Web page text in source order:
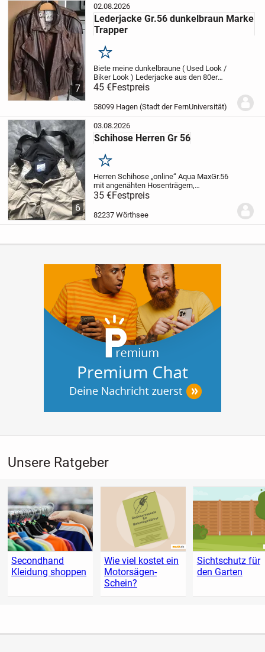
7
02.08.2026
Lederjacke Gr.56 dunkelbraun Marke
Trapper
Merken
Biete meine dunkelbraune ( Used Look /
Biker Look ) Lederjacke aus den 80er
Jahren an.Passe ich leider seit Jahren
nicht mehr rein, jetzt gebe ich auf.
Trapper Größe: 56Innenfutter:...
45 €Festpreis
58099 Hagen (Stadt der FernUniversität)
6
03.08.2026
Schihose Herren Gr 56
Merken
Herren Schihose „online“ Aqua MaxGr.56
mit angenähten Hosenträgern,
eingenähten Schuhüberziehern mit
Gummizug,,Thermohose;
gebraucht aber neuwertig !
35 €Festpreis
82237 Wörthsee
Unsere Ratgeber
Secondhand
Kleidung shoppen
Wie viel kostet ein
Motorsägen-
Schein?
Sichtschutz für
den Garten